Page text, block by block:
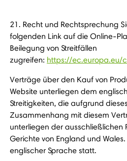
21. Recht und Rechtsprechung
folgenden Link auf die Online-
Beilegung von Streitfällen
zugreifen: https://ec.europa.eu/
Verträge über den Kauf von
Website unterliegen dem
Streitigkeiten, die aufgrund
Zusammenhang mit diesem
unterliegen der ausschließlichen
Gerichte von England und
englischer Sprache statt.